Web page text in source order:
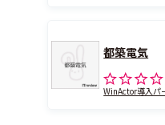
都築電気
WinActor導入パ